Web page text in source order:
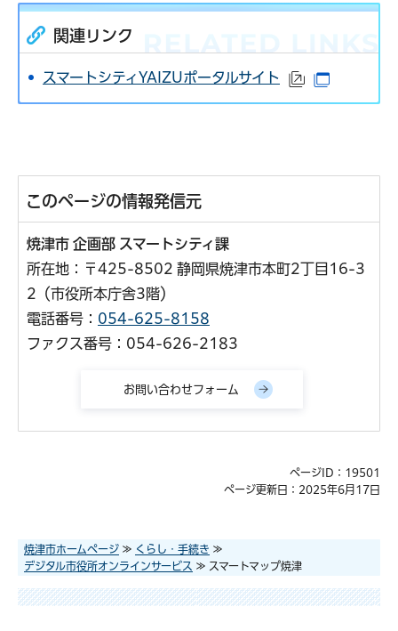
関連リンク
スマートシティYAIZUポータルサイト （外部サイト
このページの情報発信元
焼津市 企画部 スマートシティ課
所在地：〒425-8502 静岡県焼津市本町2丁目16-3
2（市役所本庁舎3階）
電話番号： 054-625-8158
ファクス番号：054-626-2183
ページID：19501
ページ更新日：2025年6月17日
焼津市ホームページ ≫ くらし・手続き ≫
デジタル市役所オンラインサービス ≫ スマートマップ焼津